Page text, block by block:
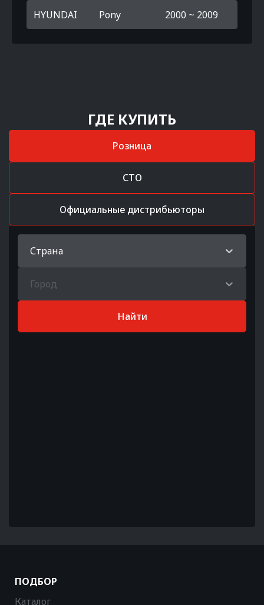
HYUNDAI Pony 2000 ~ 2009
ГДЕ КУПИТЬ
Розница
СТО
Официальные дистрибьюторы
Страна
Город
Найти
ПОДБОР
Каталог